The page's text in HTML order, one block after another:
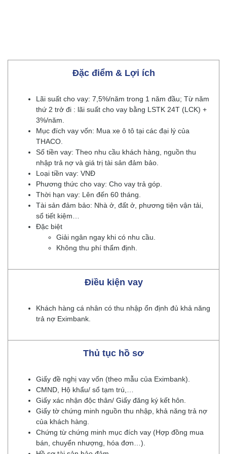
Đặc điểm & Lợi ích
Lãi suất cho vay: 7,5%/năm trong 1 năm đầu; Từ năm
thứ 2 trở đi : lãi suất cho vay bằng LSTK 24T (LCK) +
3%/năm.
Mục đích vay vốn: Mua xe ô tô tại các đại lý của
THACO.
Số tiền vay: Theo nhu cầu khách hàng, nguồn thu
nhập trả nợ và giá trị tài sản đảm bảo.
Loại tiền vay: VNĐ
Phương thức cho vay: Cho vay trả góp.
Thời hạn vay: Lên đến 60 tháng.
Tài sản đảm bảo: Nhà ở, đất ở, phương tiện vận tải,
sổ tiết kiệm…
Đặc biệt
Giải ngân ngay khi có nhu cầu.
Không thu phí thẩm định.
Điều kiện vay
Khách hàng cá nhân có thu nhập ổn định đủ khả năng
trả nợ Eximbank.
Thủ tục hồ sơ
Giấy đề nghị vay vốn (theo mẫu của Eximbank).
CMND, Hộ khẩu/ sổ tạm trú,…
Giấy xác nhận độc thân/ Giấy đăng ký kết hôn.
Giấy tờ chứng minh nguồn thu nhập, khả năng trả nợ
của khách hàng.
Chứng từ chứng minh mục đích vay (Hợp đồng mua
bán, chuyển nhượng, hóa đơn…).